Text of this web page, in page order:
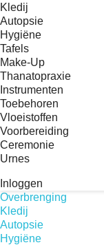
Kledij
Autopsie
Hygiëne
Tafels
Make-Up
Thanatopraxie
Instrumenten
Toebehoren
Vloeistoffen
Voorbereiding
Ceremonie
Urnes
Inloggen
Overbrenging
Kledij
Autopsie
Hygiëne